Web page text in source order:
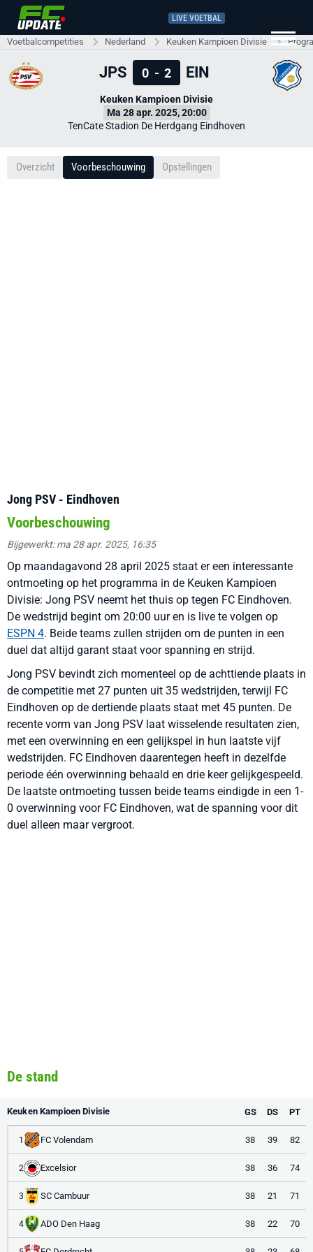
LIVE VOETBAL
Voetbalcompetities Nederland Keuken Kampioen Divisie
JPS 0 - 2 EIN
Keuken Kampioen Divisie
Ma 28 apr. 2025, 20:00
TenCate Stadion De Herdgang Eindhoven
Overzicht Voorbeschouwing Opstellingen
Jong PSV - Eindhoven
Voorbeschouwing
Bijgewerkt: ma 28 apr. 2025, 16:35
Op maandagavond 28 april 2025 staat er een interessante
ontmoeting op het programma in de Keuken Kampioen
Divisie: Jong PSV neemt het thuis op tegen FC Eindhoven.
De wedstrijd begint om 20:00 uur en is live te volgen op
ESPN 4. Beide teams zullen strijden om de punten in een
duel dat altijd garant staat voor spanning en strijd.
Jong PSV bevindt zich momenteel op de achttiende plaats in
de competitie met 27 punten uit 35 wedstrijden, terwijl FC
Eindhoven op de dertiende plaats staat met 45 punten. De
recente vorm van Jong PSV laat wisselende resultaten zien,
met een overwinning en een gelijkspel in hun laatste vijf
wedstrijden. FC Eindhoven daarentegen heeft in dezelfde
periode één overwinning behaald en drie keer gelijkgespeeld.
De laatste ontmoeting tussen beide teams eindigde in een 1-
0 overwinning voor FC Eindhoven, wat de spanning voor dit
duel alleen maar vergroot.
De stand
Keuken Kampioen Divisie GS DS PT
1 FC Volendam 38 39 82
2 Excelsior 38 36 74
3 SC Cambuur 38 21 71
4 ADO Den Haag 38 22 70